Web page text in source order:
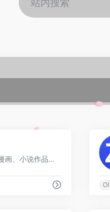
插画、漫画、小说作品交流服务